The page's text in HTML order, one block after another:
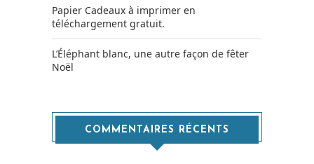
Papier Cadeaux à imprimer en
téléchargement gratuit.
L’Éléphant blanc, une autre façon de fêter
Noël
COMMENTAIRES RÉCENTS